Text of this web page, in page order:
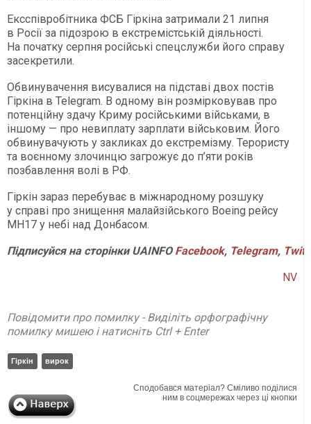
Ексспівробітника ФСБ Гіркіна затримали 21 липня
в Росії за підозрою в екстремістській діяльності.
На початку серпня російські спецслужби його справу
засекретили.
Обвинувачення висувалися на підставі двох постів
Гіркіна в Telegram. В одному він розмірковував про
потенційну здачу Криму російськими військами, в
іншому — про невиплату зарплати військовим. Його
обвинувачують у закликах до екстремізму. Терористу
та воєнному злочинцю загрожує до п’яти років
позбавлення волі в РФ.
Гіркін зараз перебуває в міжнародному розшуку
у справі про знищення малайзійського Boeing рейсу
MH17 у небі над Донбасом.
Підписуйся на сторінки UAINFO Facebook, Telegram,
NV
Повідомити про помилку - Виділіть орфографічну
помилку мишею і натисніть Ctrl + Enter
Гіркін вирок
Сподобався матеріал? Сміливо поділися
ним в соцмережах через ці кнопки